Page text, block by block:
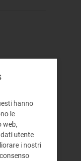
hanno
le
web,
utente
i nostri